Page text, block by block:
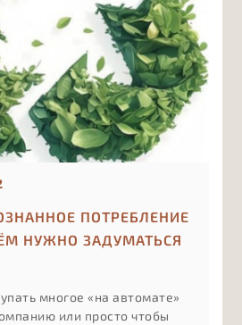
ПОТРЕБЛЕНИЕ
НУЖНО ЗАДУМАТЬСЯ
многое «на автомате»
или просто чтобы